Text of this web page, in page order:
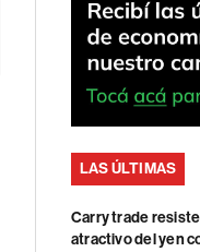
LAS ÚLTIMAS
Carry trade
atractivo del yen